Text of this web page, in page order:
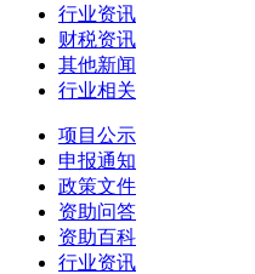
行业资讯
财税资讯
其他新闻
行业相关
项目公示
申报通知
政策文件
资助问答
资助百科
行业资讯